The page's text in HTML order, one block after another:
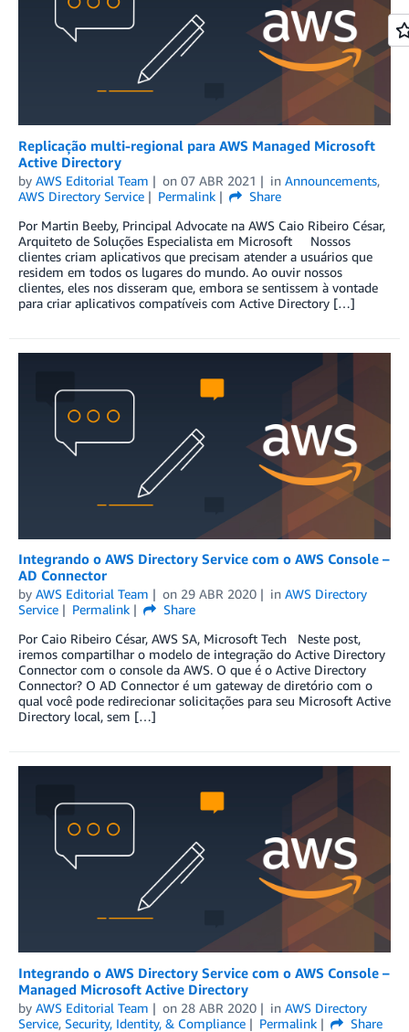
Replicação multi-regional para AWS Managed Microsoft
Active Directory
by AWS Editorial Team on 07 ABR 2021 in Announcements,
AWS Directory Service
Permalink
Share
Por Martin Beeby, Principal Advocate na AWS Caio Ribeiro César,
Arquiteto de Soluções Especialista em Microsoft Nossos
clientes criam aplicativos que precisam atender a usuários que
residem em todos os lugares do mundo. Ao ouvir nossos
clientes, eles nos disseram que, embora se sentissem à vontade
para criar aplicativos compatíveis com Active Directory […]
Integrando o AWS Directory Service com o AWS Console –
AD Connector
by AWS Editorial Team on 29 ABR 2020 in AWS Directory
Service
Permalink
Share
Por Caio Ribeiro César, AWS SA, Microsoft Tech Neste post,
iremos compartilhar o modelo de integração do Active Directory
Connector com o console da AWS. O que é o Active Directory
Connector? O AD Connector é um gateway de diretório com o
qual você pode redirecionar solicitações para seu Microsoft Active
Directory local, sem […]
Integrando o AWS Directory Service com o AWS Console –
Managed Microsoft Active Directory
by AWS Editorial Team on 28 ABR 2020 in AWS Directory
Service, Security, Identity, & Compliance Permalink
Share